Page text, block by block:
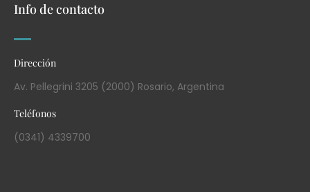
Info de contacto
Dirección
Av. Pellegrini 3205 (2000) Rosario, Argentina
Teléfonos
(0341) 4339700